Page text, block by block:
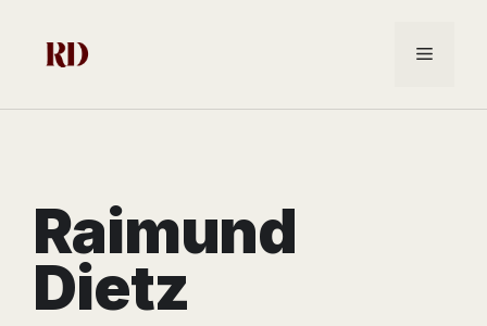
Inhalt
springen
Menü
Raimund
Dietz